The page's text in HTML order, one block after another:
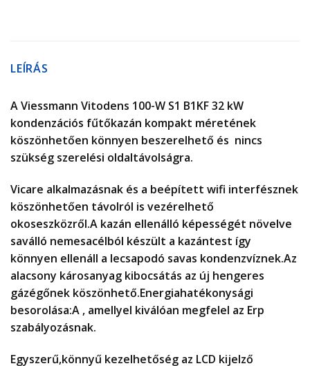
LEÍRÁS
A Viessmann Vitodens 100-W S1 B1KF 32 kW
kondenzációs fűtőkazán kompakt méretének
köszönhetően könnyen beszerelhető és nincs
szükség szerelési oldaltávolságra.
Vicare alkalmazásnak és a beépített wifi interfésznek
köszönhetően távolról is vezérelhető
okoseszközről.A kazán ellenálló képességét növelve
saválló nemesacélból készült a kazántest így
könnyen ellenáll a lecsapodó savas kondenzvíznek.Az
alacsony károsanyag kibocsátás az új hengeres
gázégőnek köszönhető.Energiahatékonysági
besorolása:A , amellyel kiválóan megfelel az Erp
szabályozásnak.
Egyszerű,könnyű kezelhetőség az LCD kijelző